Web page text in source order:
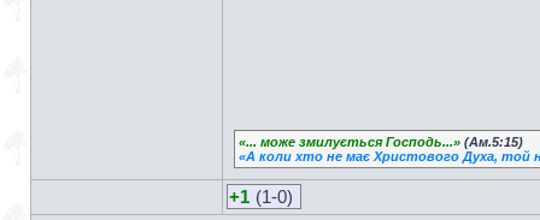
«... може змилується Господь...» (Ам.5:15)
«А коли хто не має Христового Духа, той
+1 (1-0)